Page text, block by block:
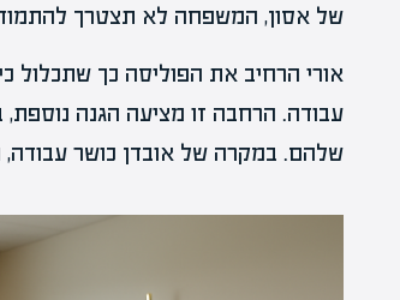
של אסון, המשפחה לא תצטרך
אורי הרחיב את הפוליסה כך שתכלול
עבודה. הרחבה זו מציעה הגנה
שלהם. במקרה של אובדן כושר